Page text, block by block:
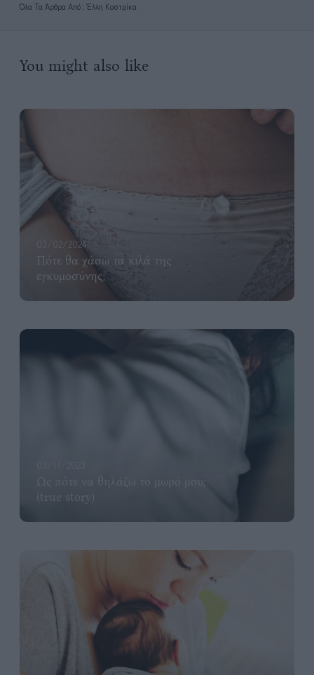
Όλα Τα Άρθρα Από : Έλλη Καστρίκα
You might also like
03/02/2024
Πότε θα χάσω τα κιλά της
εγκυμοσύνης;
Ως πότε να θηλάζω το μωρό μου;
(true story)